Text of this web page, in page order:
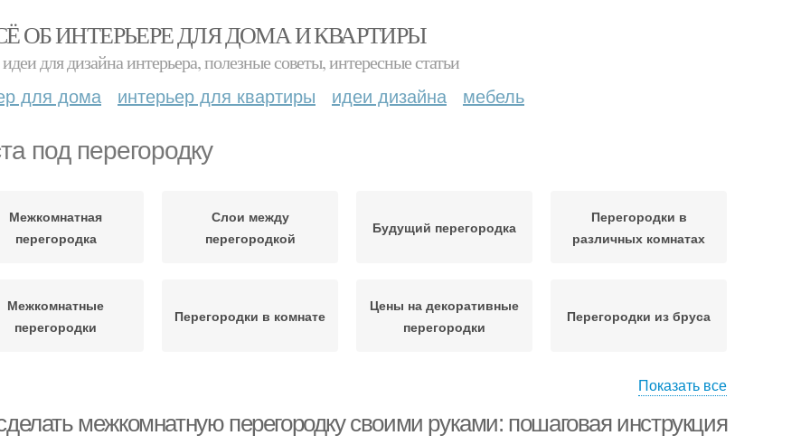
ОБ ИНТЕРЬЕРЕ ДЛЯ ДОМА И КВАРТИРЫ
для дизайна интерьера, полезные советы, интересные статьи
для дома интерьер для квартиры идеи дизайна мебель
под перегородку
Межкомнатная
перегородка
Слои между
перегородкой
Будущий перегородка
Перегородки в
различных комнатах
Межкомнатные
перегородки
Перегородки в комнате
Цены на декоративные
перегородки
Перегородки из бруса
перегородки
перегородка
гипсокартона
Перегородки из
гипсокартона
Показать все
межкомнатную перегородку своими руками: пошаговая инструкция